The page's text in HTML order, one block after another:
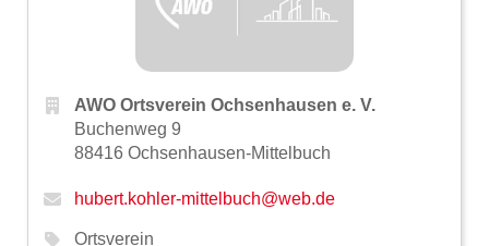
AWO Ortsverein Ochsenhausen e. V.
Buchenweg 9
88416 Ochsenhausen-Mittelbuch
hubert.kohler-mittelbuch@web.de
Ortsverein